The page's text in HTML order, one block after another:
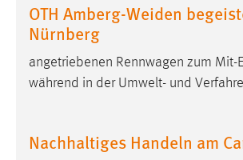
OTH Amberg-Weiden
Nürnberg
angetriebenen Rennwagen zum
während in der Umwelt- und
Nachhaltiges Handeln am
Zweck:
Das Cookie speichert
Cookie Laufzeit: 30 Tage
Name:
MibewSessionID,